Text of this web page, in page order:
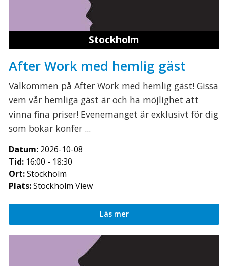
Stockholm
After Work med hemlig gäst
Välkommen på After Work med hemlig gäst! Gissa
vem vår hemliga gäst är och ha möjlighet att
vinna fina priser! Evenemanget är exklusivt för dig
som bokar konfer ...
Datum: 2026-10-08
Tid: 16:00 - 18:30
Ort:Stockholm
Plats:Stockholm View
Läs mer